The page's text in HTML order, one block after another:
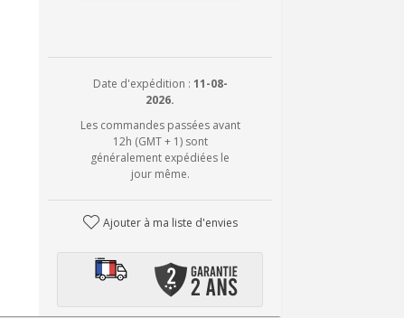
Date d'expédition : 11-08-
2026.
Les commandes passées avant
12h (GMT + 1) sont
généralement expédiées le
jour même.
Ajouter à ma liste d'envies